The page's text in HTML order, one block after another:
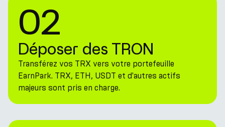
02
Déposer des TRON
Transférez vos TRX vers votre portefeuille
EarnPark. TRX, ETH, USDT et d'autres actifs
majeurs sont pris en charge.